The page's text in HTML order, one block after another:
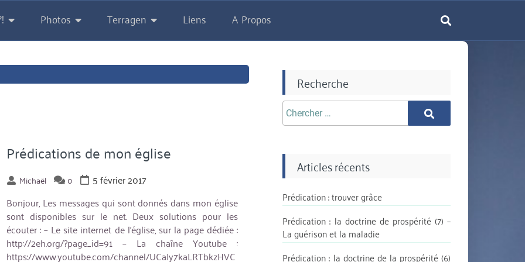
Photos Terragen Liens A Propos
Prédications de mon église
Michaël 0
5 février 2017
Bonjour, Les messages qui sont donnés dans mon église
sont disponibles sur le net. Deux solutions pour les
écouter : – Le site internet de l’église, sur la page dédiée :
http://2eh.org/?page_id=91 – La chaîne Youtube :
https://www.youtube.com/channel/UCaIy7kaLRTbkzHVC
Recherche
Chercher
aprè:
Chercher
Articles récents
Prédication : trouver grâce
Prédication : la doctrine de prospérité (7) –
La guérison et la maladie
Prédication : la doctrine de la prospérité (6)